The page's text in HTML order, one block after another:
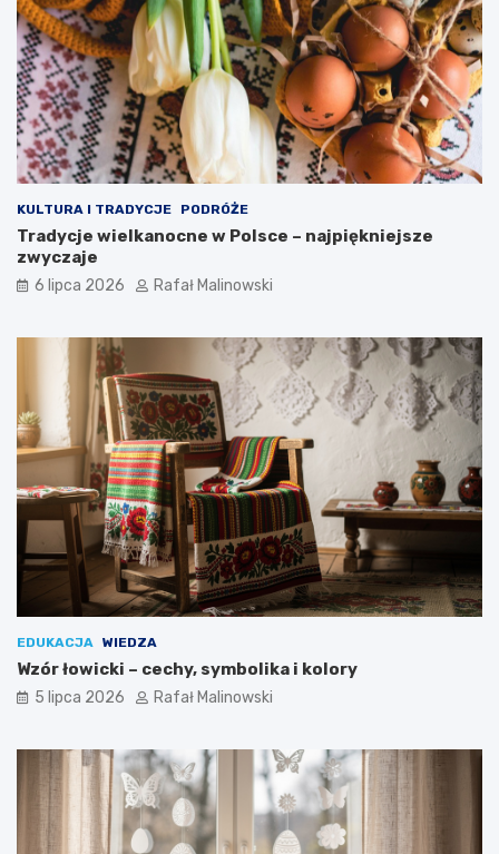
KULTURA I TRADYCJE PODRÓŻE
Tradycje wielkanocne w Polsce – najpiękniejsze
zwyczaje
6 lipca 2026 Rafał Malinowski
EDUKACJA WIEDZA
Wzór łowicki – cechy, symbolika i kolory
5 lipca 2026 Rafał Malinowski